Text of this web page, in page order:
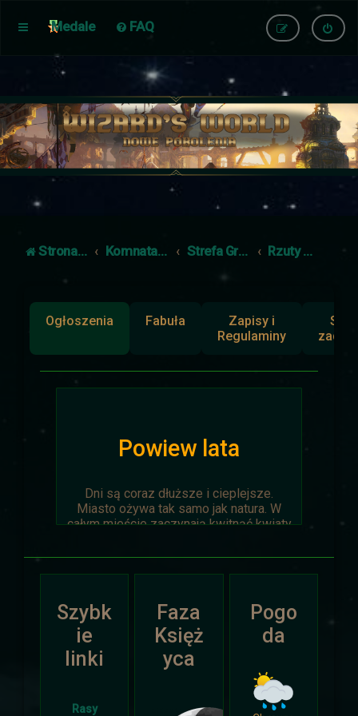
Medale FAQ
Strona główna Komnata Dowodzenia Strefa Gracza Rzuty kośćmi
Ogłoszenia Fabuła
Zapisy i
Regulaminy
Powiew lata
Dni są coraz dłuższe i cieplejsze.
Miasto ożywa tak samo jak natura. W
całym mieście zaczynają kwitnąć kwiaty
niej udział niech napisze do
Dariusza.
Otrzyma mały upominek.
Atak Zimy i Święta
Szybk
ie
linki
Rasy
Faza
Księż
yca
Pogo
da